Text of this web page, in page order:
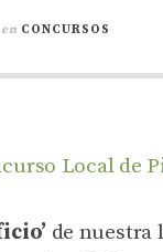
en CONCURSOS
de nuestra